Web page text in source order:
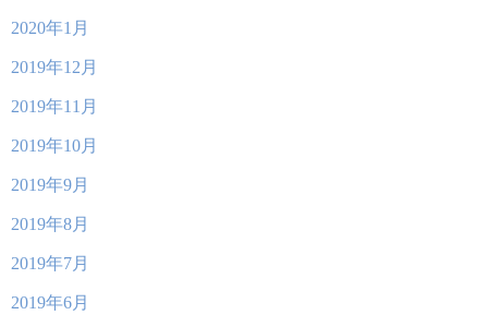
2020年1月
2019年12月
2019年11月
2019年10月
2019年9月
2019年8月
2019年7月
2019年6月